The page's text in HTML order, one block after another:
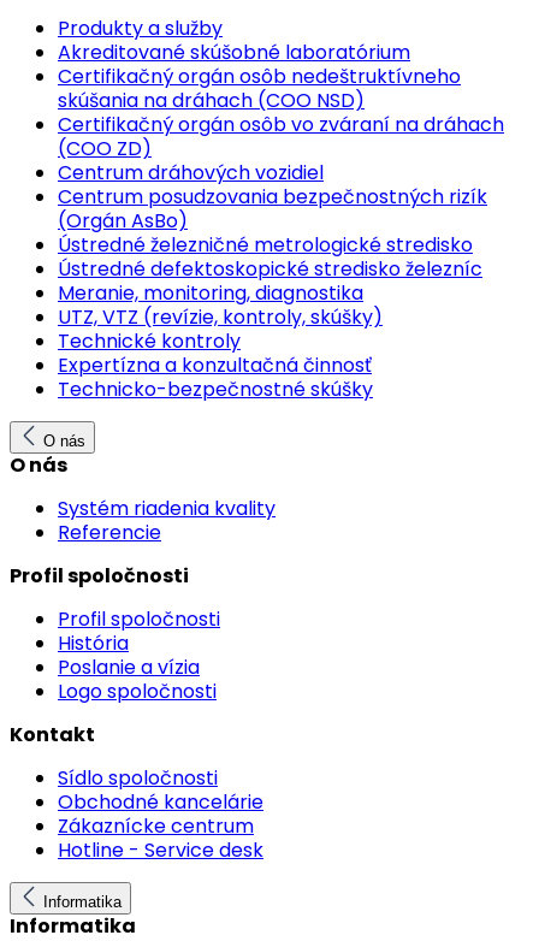
Produkty a služby
Akreditované skúšobné laboratórium
Certifikačný orgán osôb nedeštruktívneho
skúšania na dráhach (COO NSD)
Certifikačný orgán osôb vo zváraní na dráhach
(COO ZD)
Centrum dráhových vozidiel
Centrum posudzovania bezpečnostných rizík
(Orgán AsBo)
Ústredné železničné metrologické stredisko
Ústredné defektoskopické stredisko železníc
Meranie, monitoring, diagnostika
UTZ, VTZ (revízie, kontroly, skúšky)
Technické kontroly
Expertízna a konzultačná činnosť
Technicko-bezpečnostné skúšky
O nás
O nás
Systém riadenia kvality
Referencie
Profil spoločnosti
Profil spoločnosti
História
Poslanie a vízia
Logo spoločnosti
Kontakt
Sídlo spoločnosti
Obchodné kancelárie
Zákaznícke centrum
Hotline - Service desk
Informatika
Informatika